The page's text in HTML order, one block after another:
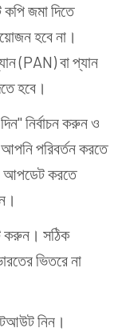
জমা দিতে
হবে না।
(PAN) বা প্যান
হবে।
নির্বাচন করুন ও
পরিবর্তন করতে
আপডেট করতে
করুন। সঠিক
ভিতরে না
নিন।